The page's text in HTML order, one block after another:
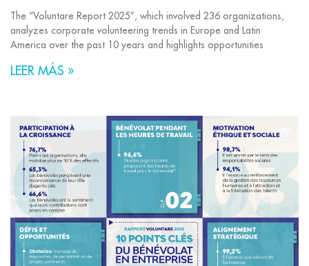
The “Voluntare Report 2025”, which involved 236 organizations,
analyzes corporate volunteering trends in Europe and Latin
America over the past 10 years and highlights opportunities
LEER MÁS »